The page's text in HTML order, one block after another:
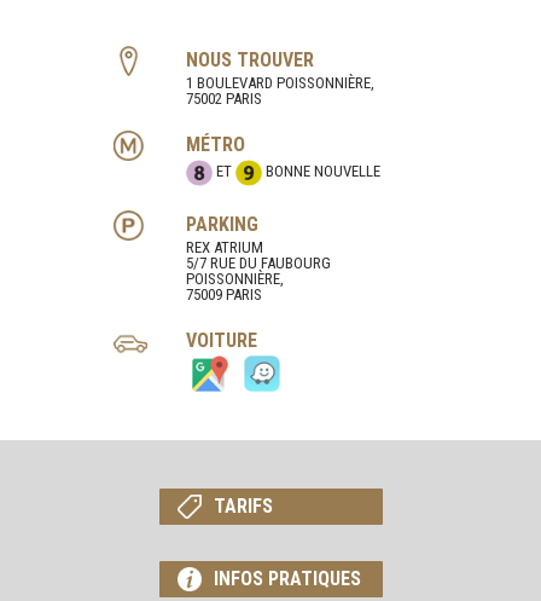
NOUS TROUVER
1 BOULEVARD POISSONNIÈRE,
75002 PARIS
MÉTRO
ET BONNE NOUVELLE
PARKING
REX ATRIUM
5/7 RUE DU FAUBOURG
POISSONNIÈRE,
75009 PARIS
VOITURE
TARIFS
INFOS PRATIQUES